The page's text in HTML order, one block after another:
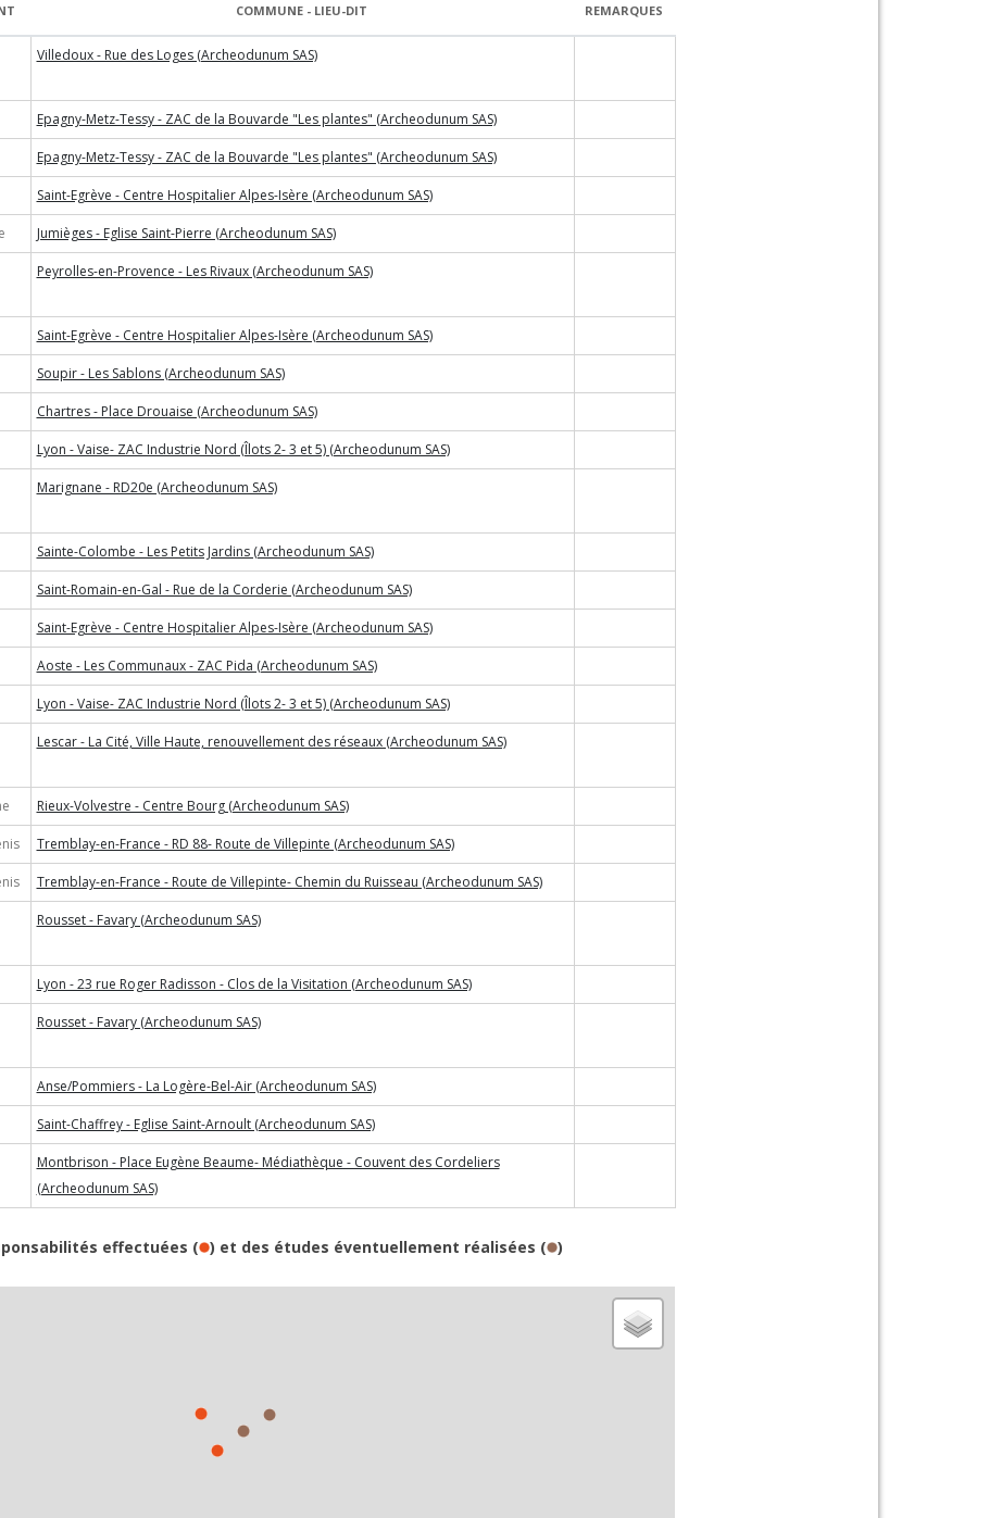
COMMUNE - LIEU-DIT REMARQUES
Villedoux - Rue des Loges (Archeodunum SAS)
Epagny-Metz-Tessy - ZAC de la Bouvarde "Les plantes" (Archeodunum SAS)
Epagny-Metz-Tessy - ZAC de la Bouvarde "Les plantes" (Archeodunum SAS)
Saint-Egrève - Centre Hospitalier Alpes-Isère (Archeodunum SAS)
Jumièges - Eglise Saint-Pierre (Archeodunum SAS)
Peyrolles-en-Provence - Les Rivaux (Archeodunum SAS)
Saint-Egrève - Centre Hospitalier Alpes-Isère (Archeodunum SAS)
Soupir - Les Sablons (Archeodunum SAS)
Chartres - Place Drouaise (Archeodunum SAS)
Lyon - Vaise- ZAC Industrie Nord (Îlots 2- 3 et 5) (Archeodunum SAS)
Marignane - RD20e (Archeodunum SAS)
Sainte-Colombe - Les Petits Jardins (Archeodunum SAS)
Saint-Romain-en-Gal - Rue de la Corderie (Archeodunum SAS)
Saint-Egrève - Centre Hospitalier Alpes-Isère (Archeodunum SAS)
Aoste - Les Communaux - ZAC Pida (Archeodunum SAS)
Lyon - Vaise- ZAC Industrie Nord (Îlots 2- 3 et 5) (Archeodunum SAS)
Lescar - La Cité, Ville Haute, renouvellement des réseaux (Archeodunum SAS)
Rieux-Volvestre - Centre Bourg (Archeodunum SAS)
Tremblay-en-France - RD 88- Route de Villepinte (Archeodunum SAS)
Tremblay-en-France - Route de Villepinte- Chemin du Ruisseau (Archeodunum SAS)
Rousset - Favary (Archeodunum SAS)
Lyon - 23 rue Roger Radisson - Clos de la Visitation (Archeodunum SAS)
Rousset - Favary (Archeodunum SAS)
Anse/Pommiers - La Logère-Bel-Air (Archeodunum SAS)
Saint-Chaffrey - Eglise Saint-Arnoult (Archeodunum SAS)
Montbrison - Place Eugène Beaume- Médiathèque - Couvent des Cordeliers
(Archeodunum SAS)
effectuées ( ) et des études éventuellement réalisées ( )